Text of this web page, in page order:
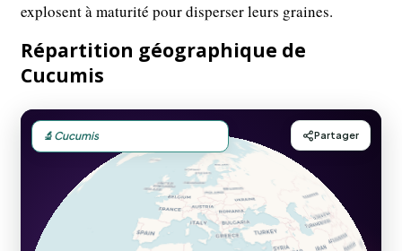
explosent à maturité pour disperser leurs graines.
Répartition géographique de
Cucumis